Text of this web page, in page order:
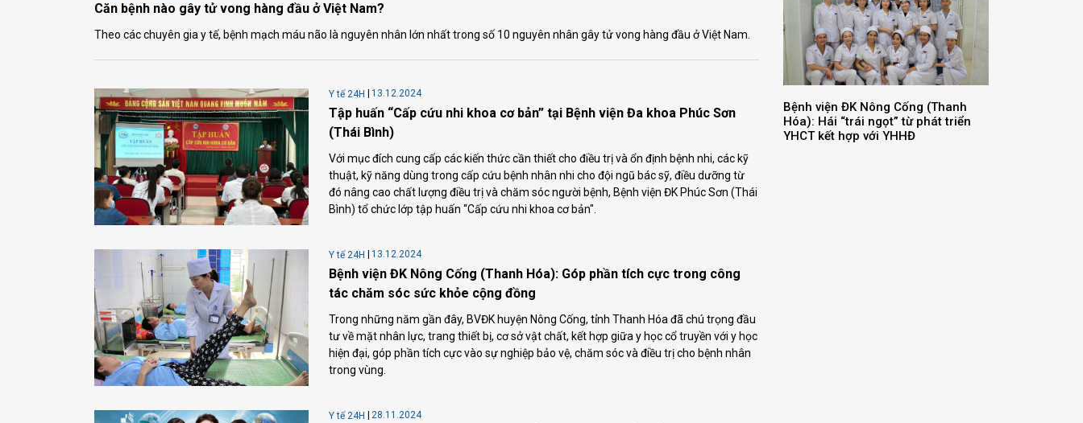
Căn bệnh nào gây tử vong hàng đầu ở Việt Nam?
Theo các chuyên gia y tế, bệnh mạch máu não là nguyên nhân lớn nhất trong số 10 nguyên nhân gây tử vong hàng đầu ở Việt Nam.
Y tế 24H 13.12.2024
Tập huấn “Cấp cứu nhi khoa cơ bản” tại Bệnh viện Đa khoa Phúc Sơn
(Thái Bình)
Với mục đích cung cấp các kiến thức cần thiết cho điều trị và ổn định bệnh nhi, các kỹ
thuật, kỹ năng dùng trong cấp cứu bệnh nhân nhi cho đội ngũ bác sỹ, điều dưỡng từ
đó nâng cao chất lượng điều trị và chăm sóc người bệnh, Bệnh viện ĐK Phúc Sơn (Thái
Bình) tổ chức lớp tập huấn “Cấp cứu nhi khoa cơ bản".
Y tế 24H 13.12.2024
Bệnh viện ĐK Nông Cống (Thanh Hóa): Góp phần tích cực trong công
tác chăm sóc sức khỏe cộng đồng
Trong những năm gần đây, BVĐK huyện Nông Cống, tỉnh Thanh Hóa đã chú trọng đầu
tư về mặt nhân lực, trang thiết bị, cơ sở vật chất, kết hợp giữa y học cổ truyền với y học
hiện đại, góp phần tích cực vào sự nghiệp bảo vệ, chăm sóc và điều trị cho bệnh nhân
trong vùng.
Y tế 24H 28.11.2024
Bệnh viện ĐK Nông Cống (Thanh
Hóa): Hái “trái ngọt” từ phát triển
YHCT kết hợp với YHHĐ